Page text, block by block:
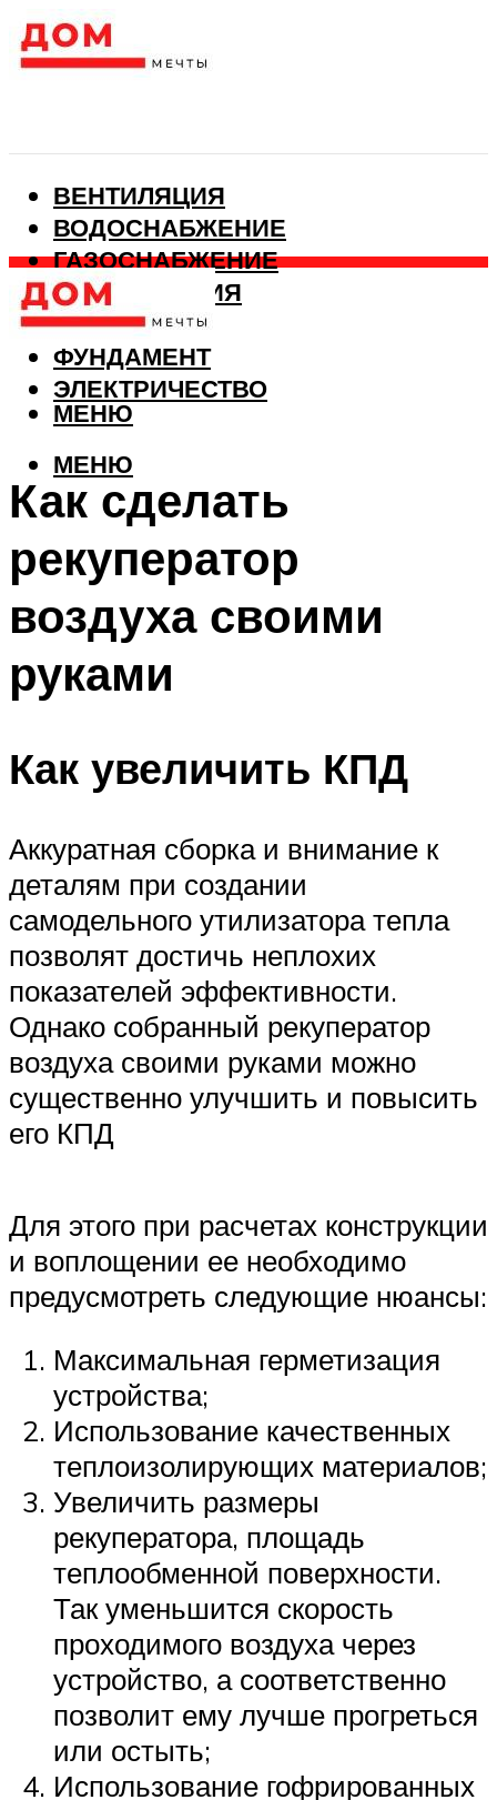
ВЕНТИЛЯЦИЯ
ВОДОСНАБЖЕНИЕ
ГАЗОСНАБЖЕНИЕ
КАНАЛИЗАЦИЯ
ОТОПЛЕНИЕ
ФУНДАМЕНТ
ЭЛЕКТРИЧЕСТВО
МЕНЮ
МЕНЮ
Как сделать
рекуператор
воздуха своими
руками
Как увеличить КПД
Аккуратная сборка и внимание к
деталям при создании
самодельного утилизатора тепла
позволят достичь неплохих
показателей эффективности.
Однако собранный рекуператор
воздуха своими руками можно
существенно улучшить и повысить
его КПД
Для этого при расчетах конструкции
и воплощении ее необходимо
предусмотреть следующие нюансы:
Максимальная герметизация
устройства;
Использование качественных
теплоизолирующих материалов;
Увеличить размеры
рекуператора, площадь
теплообменной поверхности.
Так уменьшится скорость
проходимого воздуха через
устройство, а соответственно
позволит ему лучше прогреться
или остыть;
Использование гофрированных